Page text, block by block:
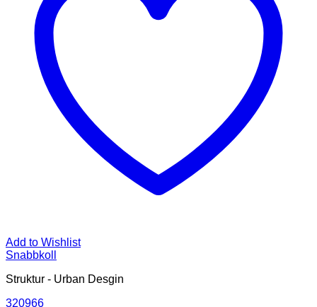
Add to Wishlist
Snabbkoll
Struktur - Urban Desgin
320966